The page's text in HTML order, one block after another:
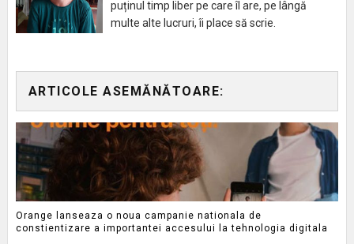
puținul timp liber pe care îl are, pe lângă
multe alte lucruri, îi place să scrie.
ARTICOLE ASEMĂNĂTOARE:
Orange lanseaza o noua campanie nationala de
constientizare a importantei accesului la tehnologia digitala